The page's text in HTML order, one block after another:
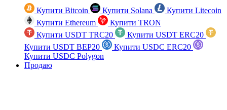
Купити Bitcoin Купити Solana
Купити Litecoin
Купити Ethereum
Купити TRON
Купити USDT TRC20
Купити USDT ERC20
Купити USDT BEP20
Купити USDC ERC20
Купити USDC Polygon
Продаю